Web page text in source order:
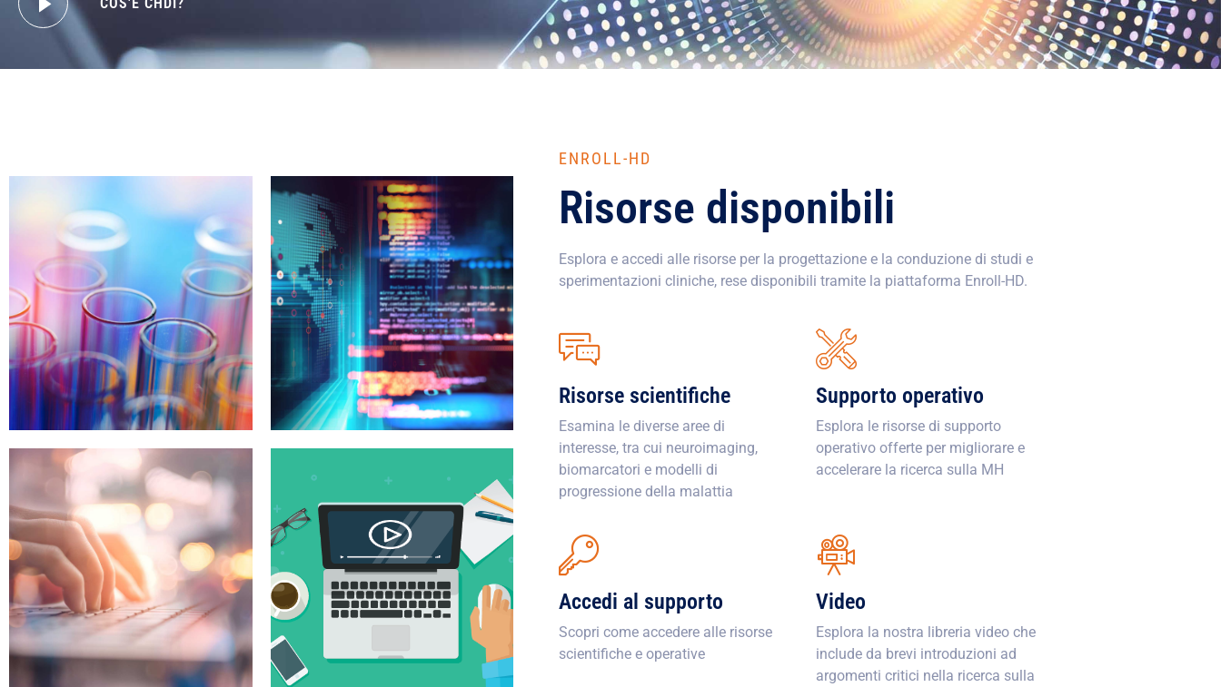
ENROLL-HD
Risorse disponibili
Esplora e accedi alle risorse per la progettazione e la conduzione di studi e
sperimentazioni cliniche, rese disponibili tramite la piattaforma Enroll-HD.
Risorse scientifiche
Esamina le diverse aree di
interesse, tra cui neuroimaging,
biomarcatori e modelli di
progressione della malattia
Supporto operativo
Esplora le risorse di supporto
operativo offerte per migliorare e
accelerare la ricerca sulla MH
Accedi al supporto
Scopri come accedere alle risorse
scientifiche e operative
Video
Esplora la nostra libreria video che
include da brevi introduzioni ad
argomenti critici nella ricerca sulla